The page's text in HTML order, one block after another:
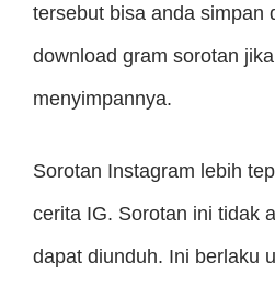
tersebut bisa anda simpan
download gram sorotan
menyimpannya.
Sorotan Instagram lebih
cerita IG. Sorotan ini tidak
dapat diunduh. Ini berlaku